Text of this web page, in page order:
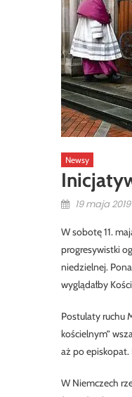
Newsy
Posted
19 maja 2019
W sobotę 11.
progresywistki
niedzielnej.
wyglądałby
Postulaty ruchu
kościelnym”
aż po episkopat.
W Niemczech